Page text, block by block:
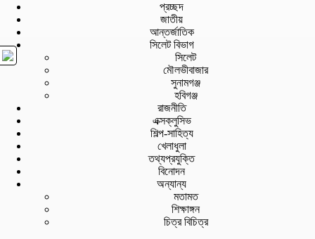
প্রচ্ছদ
জাতীয়
আন্তর্জাতিক
সিলেট বিভাগ
সিলেট
মৌলভীবাজার
সুনামগঞ্জ
হবিগঞ্জ
রাজনীতি
এক্সক্লুসিভ
শিল্প-সাহিত্য
খেলাধুলা
তথ্যপ্রযুক্তি
বিনোদন
অন্যান্য
মতামত
শিক্ষাঙ্গন
চিত্র বিচিত্র